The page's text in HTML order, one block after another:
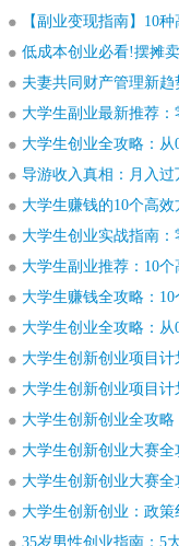
【副业变现指南】10
低成本创业必看!摆摊
大学生副业最新推荐
大学生创业全攻略：
导游收入真相：月入
大学生赚钱的10个高
大学生副业推荐：10
大学生赚钱全攻略：
大学生创新创业项目
大学生创新创业大赛
35岁男性创业指南：5